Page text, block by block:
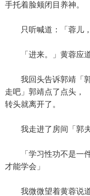
手托着脸颊闭目养神。
只听喊道：「蓉儿，
「进来。」黄蓉应道
我回头告诉郭靖「郭
走吧」郭靖点了点头，
转头就离开了。
我走进了房间「郭夫
「学习性功不是一件
才能学会」
我微微望着黄蓉说道